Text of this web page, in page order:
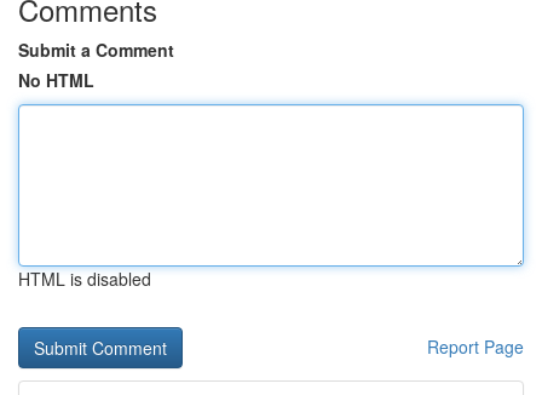
Comments
Submit a Comment
No HTML
HTML is disabled
Report Page